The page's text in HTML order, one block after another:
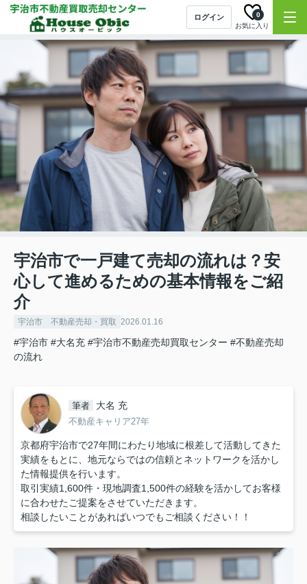
ログイン
お気に入り
0
宇治市で一戸建て売却の流れは？安
心して進めるための基本情報をご紹
介
宇治市 不動産売却・買取 2026.01.16
#宇治市 #大名充 #宇治市不動産売却買取センター #不動産売却
の流れ
筆者 大名 充
不動産キャリア27年
京都府宇治市で27年間にわたり地域に根差して活動してきた
実績をもとに、地元ならではの信頼とネットワークを活かし
た情報提供を行います。
取引実績1,600件・現地調査1,500件の経験を活かしてお客様
に合わせたご提案をさせていただきます。
相談したいことがあればいつでもご相談ください！！